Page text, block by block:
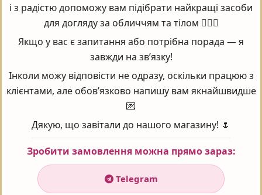
Рослинний комплекс, 10.06%:
- Есенційне олія розмарину
- Екстракт овернських братків
- Екстракт альпійської перцевої м'яти
Повний склад:
Вода, гліцерин, SD спирт 39-C (денатурований спирт),
полісорбат 20, пентіленгліколь, дігліцерін, бутиленгліколь,
метілглюцет-20, цинк глюконат, екстракт м'яти перцевої, олія з
і з радістю допоможу вам підібрати найкращі засоби
для догляду за обличчям та тілом 💆‍♀️✨
Якщо у вас є запитання або потрібна порада — я
завжди на зв’язку!
Інколи можу відповісти не одразу, оскільки працюю з
клієнтами, але обов’язково напишу вам якнайшвидше
💌
Дякую, що завітали до нашого магазину! 🌷
Зробити замовлення можна прямо зараз:
Telegram